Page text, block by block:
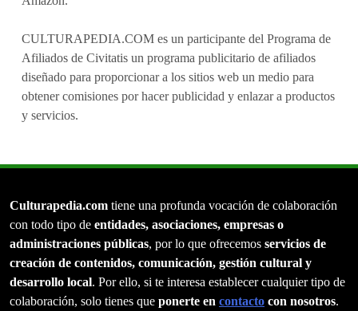
CULTURAPEDIA.COM es un participante del Programa de
Afiliados de Civitatis un programa publicitario de afiliados
diseñado para proporcionar a los sitios web un medio para
obtener comisiones por hacer publicidad y enlazar a productos
y servicios.
Culturapedia.com tiene una profunda vocación de colaboración
con todo tipo de entidades, asociaciones, empresas o
administraciones públicas, por lo que ofrecemos servicios de
creación de contenidos, comunicación, gestión cultural y
desarrollo local. Por ello, si te interesa establecer cualquier tipo de
colaboración, solo tienes que ponerte en contacto con nosotros.